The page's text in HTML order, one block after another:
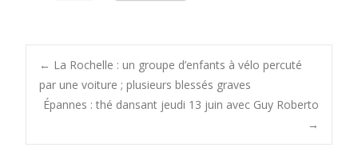
Post
navigation
← La Rochelle : un groupe d’enfants à vélo percuté
par une voiture ; plusieurs blessés graves
Épannes : thé dansant jeudi 13 juin avec Guy Roberto
→